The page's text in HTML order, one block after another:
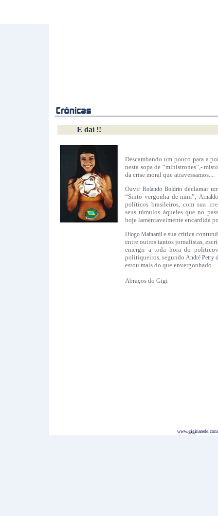
E daí !!
Descambando um pouco para a
nesta sopa de “ministrones”,-
da crise moral que atravessamos....
Ouvir Rolando Boldrindeclamar
“Sinto vergonha de mim”;
políticos brasileiros, com sua
seus túmulos àqueles que no
hoje lamentavelmente encardida
Diogo Mainardi e sua crítica
entre outros tantos jornalistas,
emergir a toda hora do
politiqueiros, segundoAndré Petry
estou mais do que envergonhado.
Abraços do Gigi